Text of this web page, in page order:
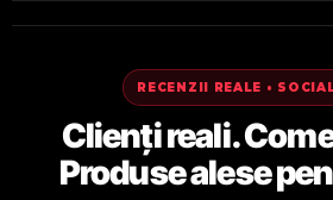
RECENZII REALE •
Clienți reali.
Produse alese